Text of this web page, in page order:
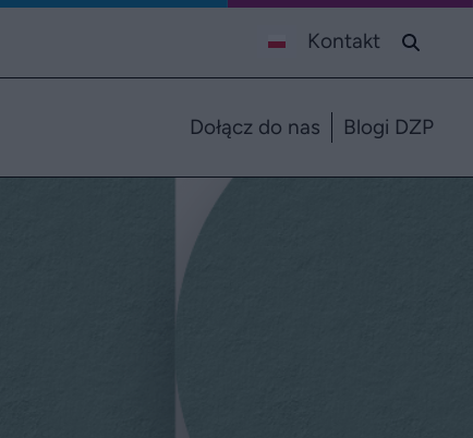
Kontakt
Dołącz do nas Blogi DZP